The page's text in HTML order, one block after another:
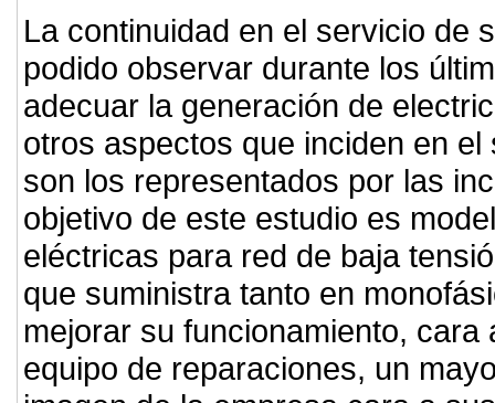
La continuidad en el servicio de
podido observar durante los
adecuar la generación de
otros aspectos que inciden en
son los representados por las
objetivo de este estudio es
eléctricas para red de baja
que suministra tanto en
mejorar su funcionamiento,
equipo de reparaciones, un